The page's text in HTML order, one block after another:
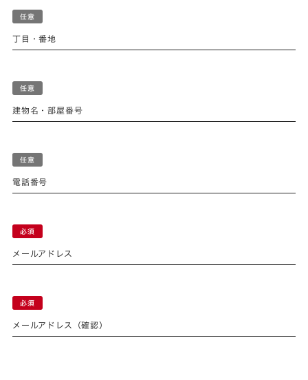
丁目・番地
建物名・部屋番号
電話番号
メールアドレス
メールアドレス（確認）